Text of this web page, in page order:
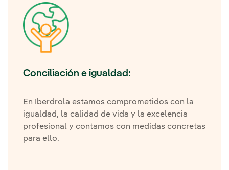
Conciliación e igualdad:
En Iberdrola estamos comprometidos con la
igualdad, la calidad de vida y la excelencia
profesional y contamos con medidas concretas
para ello.